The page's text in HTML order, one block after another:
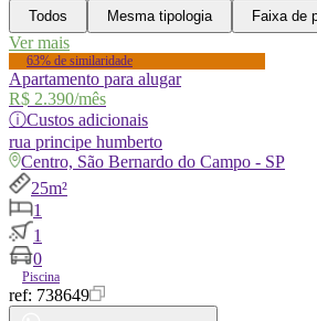
Todos Mesma tipologia Faixa de
Ver mais
63% de similaridade
Apartamento para alugar
R$ 2.390/mês
ⓘCustos adicionais
rua principe humberto
Centro, São Bernardo do Campo - SP
25m²
1
1
0
Piscina
ref: 738649